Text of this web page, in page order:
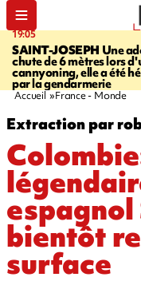
19:05
SAINT-JOSEPH Une
chute de 6 mètres lors
cannyoning, elle a été
par la gendarmerie
Accueil France - Monde
Extraction par
espagnol
bientôt
surface